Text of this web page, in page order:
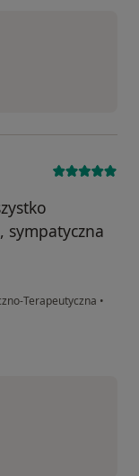
sympatyczna
Terapeutyczna •